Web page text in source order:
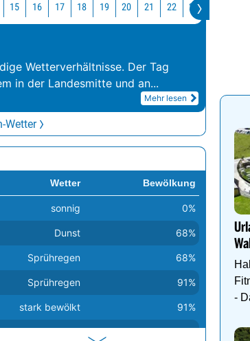
15 16 17 18 19 20 21 22 23
Wetterverhältnisse. Der Tag
in der Landesmitte und an...
Mehr lesen
Wetter
Wetter Bewölkung
sonnig 0%
Dunst 68%
Sprühregen 68%
Sprühregen 91%
stark bewölkt 91%
sonnig 0%
-